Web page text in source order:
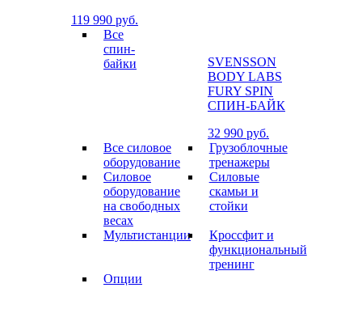
119 990 руб.
Все
спин-
байки
SVENSSON
BODY LABS
FURY SPIN
СПИН-БАЙК
32 990 руб.
Все силовое
оборудование
Грузоблочные
тренажеры
Силовое
оборудование
на свободных
весах
Силовые
скамьи и
стойки
Мультистанции
Кроссфит и
функциональный
тренинг
Опции